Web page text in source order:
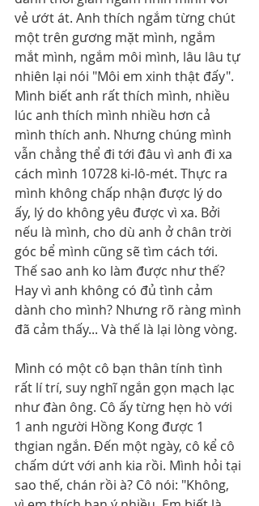
vẻ ướt át. Anh thích ngắm từng chút
một trên gương mặt mình, ngắm
mắt mình, ngắm môi mình, lâu lâu tự
nhiên lại nói "Môi em xinh thật đấy".
Mình biết anh rất thích mình, nhiều
lúc anh thích mình nhiều hơn cả
mình thích anh. Nhưng chúng mình
vẫn chẳng thể đi tới đâu vì anh đi xa
cách mình 10728 ki-lô-mét. Thực ra
mình không chấp nhận được lý do
ấy, lý do không yêu được vì xa. Bởi
nếu là mình, cho dù anh ở chân trời
góc bể mình cũng sẽ tìm cách tới.
Thế sao anh ko làm được như thế?
Hay vì anh không có đủ tình cảm
dành cho mình? Nhưng rõ ràng mình
đã cảm thấy... Và thế là lại lòng vòng.
Mình có một cô bạn thân tính tình
rất lí trí, suy nghĩ ngắn gọn mạch lạc
như đàn ông. Cô ấy từng hẹn hò với
1 anh người Hồng Kong được 1
thgian ngắn. Đến một ngày, cô kể cô
chấm dứt với anh kia rồi. Mình hỏi tại
sao thế, chán rồi à? Cô nói: "Không,